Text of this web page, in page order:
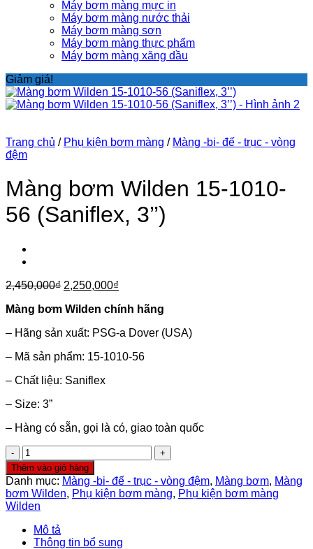
Máy bơm màng mực in
Máy bơm màng nước thải
Máy bơm màng sơn
Máy bơm màng thực phẩm
Máy bơm màng xăng dầu
Giảm giá!
Trang chủ / Phụ kiện bơm màng / Màng -bi- đế - trục - vòng
đệm
Màng bơm Wilden 15-1010-
56 (Saniflex, 3’’)
2,450,000₫ Giá
là:
2,250,000₫
tại
2,250,000₫.
Màng bơm Wilden chính hãng
– Hãng sản xuất: PSG-a Dover (USA)
– Mã sản phẩm: 15-1010-56
– Chất liệu: Saniflex
– Size: 3”
– Hàng có sẵn, gọi là có, giao toàn quốc
Màng
bơm
Wilden
15-
1010-
56
(Saniflex,
3’’)
Thêm vào giỏ hàng
Danh mục: Màng -bi- đế - trục - vòng đệm, Màng bơm, Màng
bơm Wilden, Phụ kiện bơm màng, Phụ kiện bơm màng
Wilden
Mô tả
Thông tin bổ sung